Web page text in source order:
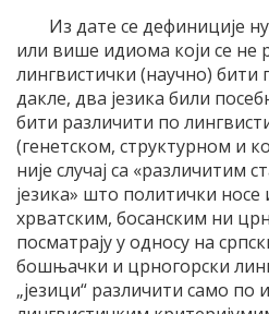
Из дате се дефиниције
или више идиома који се не
лингвистички (научно) бити
дакле, два језика били
бити различити по
(генетском, структурном и
није случај са «различитим
језика» што политички носе
хрватским, босанским ни
посматрају у односу на
бошњачки и црногорски
„језици“ различити само по